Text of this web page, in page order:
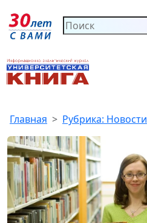
Главная Рубрика: Новости